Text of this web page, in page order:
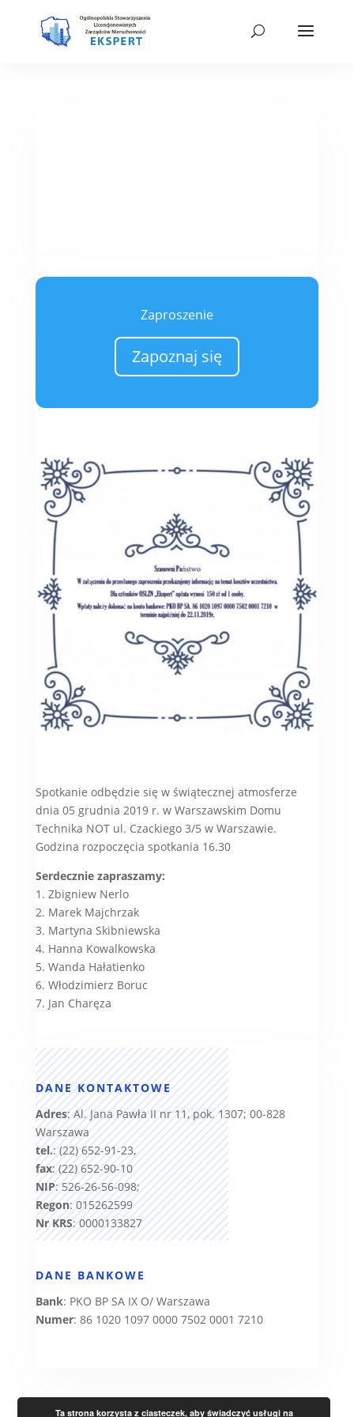
Zaproszenie
Zapoznaj się
Spotkanie odbędzie się w świątecznej atmosferze
dnia 05 grudnia 2019 r. w Warszawskim Domu
Technika NOT ul. Czackiego 3/5 w Warszawie.
Godzina rozpoczęcia spotkania 16.30
Serdecznie zapraszamy:
1. Zbigniew Nerlo
2. Marek Majchrzak
3. Martyna Skibniewska
4. Hanna Kowalkowska
5. Wanda Hałatienko
6. Włodzimierz Boruc
7. Jan Charęza
DANE KONTAKTOWE
Adres: Al. Jana Pawła II nr 11, pok. 1307; 00-828
Warszawa
tel.: (22) 652-91-23,
fax: (22) 652-90-10
NIP: 526-26-56-098;
Regon: 015262599
Nr KRS: 0000133827
DANE BANKOWE
Bank: PKO BP SA IX O/ Warszawa
Numer: 86 1020 1097 0000 7502 0001 7210
Ta strona korzysta z ciasteczek, aby świadczyć usługi na